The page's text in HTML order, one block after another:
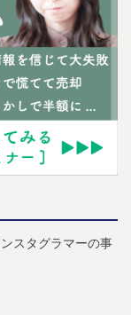
スタグラマーの事